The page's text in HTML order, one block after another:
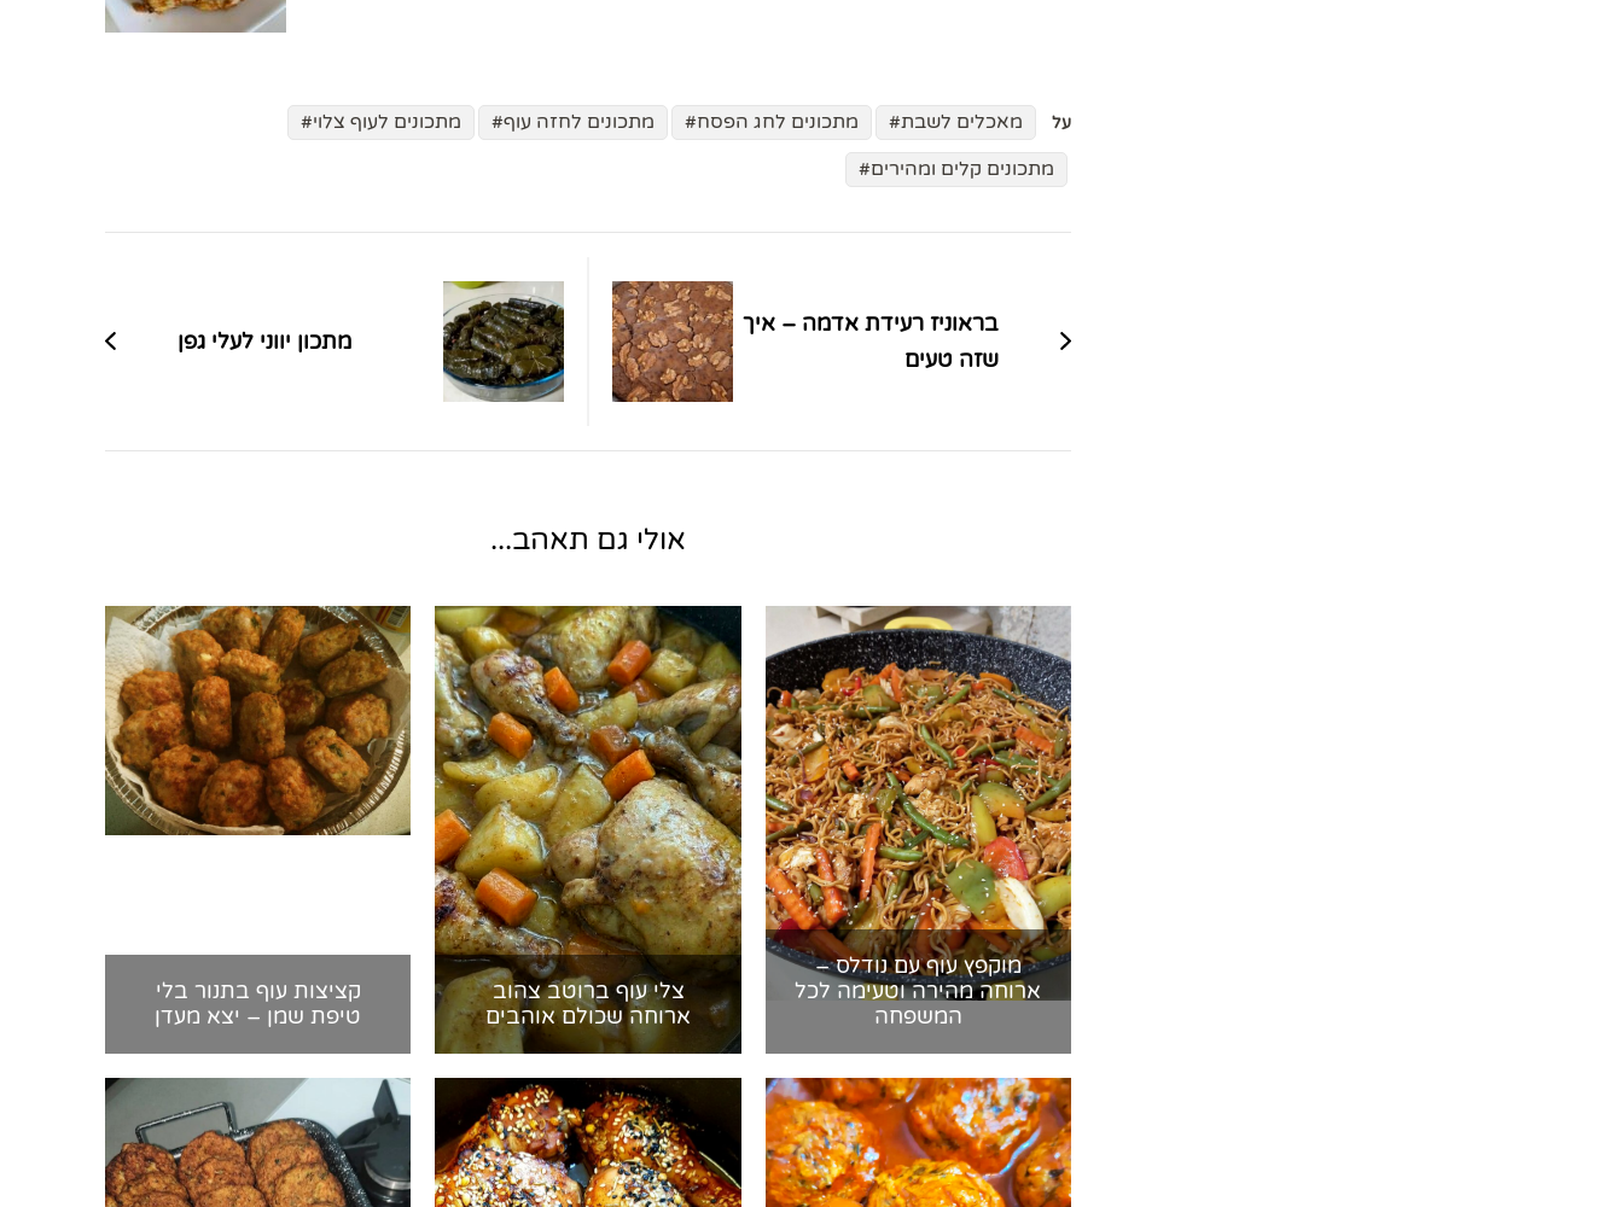
על מאכלים לשבת מתכונים לחג הפסח מתכונים לחזה עוף
מתכונים לעוף צלוי
מתכונים קלים ומהירים
מתכון יווני לעלי גפן
בראוניז רעידת אדמה – איך
שזה טעים
אולי גם תאהב...
מוקפץ עוף עם נודלס –
ארוחה מהירה וטעימה לכל
המשפחה
צלי עוף ברוטב צהוב
ארוחה שכולם אוהבים
קציצות עוף בתנור בלי
טיפת שמן – יצא מעדן